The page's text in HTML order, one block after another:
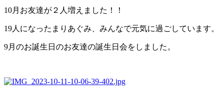
10月お友達が２人増えました！！
19人になったまりあぐみ、みんなで元気に過ごしています。
9月のお誕生日のお友達の誕生日会をしました。